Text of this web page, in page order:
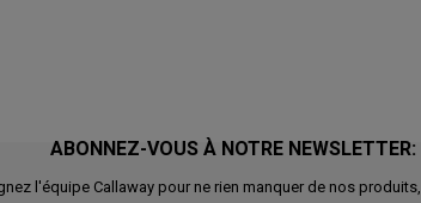
ABONNEZ-VOUS À NOTRE NEWSLETTER:
l'équipe Callaway pour ne rien manquer de nos produits,